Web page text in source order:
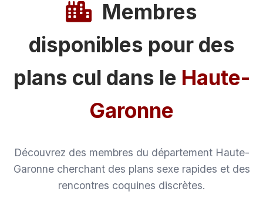
Membres
disponibles pour des
plans cul dans le Haute-
Garonne
Découvrez des membres du département Haute-
Garonne cherchant des plans sexe rapides et des
rencontres coquines discrètes.